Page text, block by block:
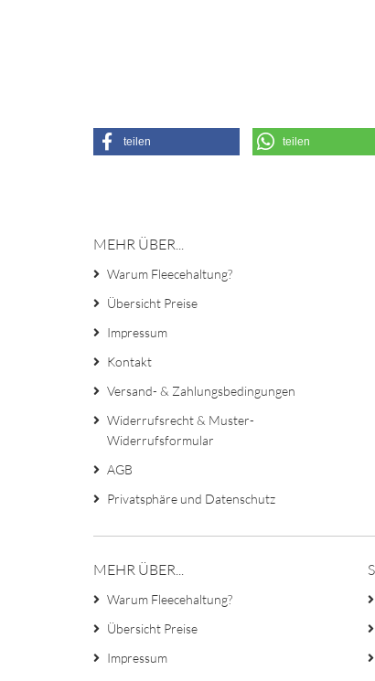
teilen teilen
MEHR ÜBER...
Warum Fleecehaltung?
Übersicht Preise
Impressum
Kontakt
Versand- & Zahlungsbedingungen
Widerrufsrecht & Muster-
Widerrufsformular
AGB
Privatsphäre und Datenschutz
MEHR ÜBER...
Warum Fleecehaltung?
Übersicht Preise
Impressum